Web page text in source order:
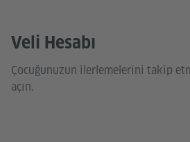
Veli Hesabı
Çocuğunuzun ilerlemelerini takip
açın.